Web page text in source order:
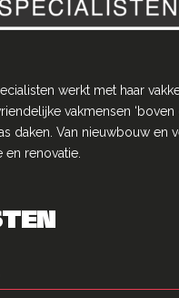
werkt met haar
vakmensen
daken. Van nieuwbouw en
en renovatie.